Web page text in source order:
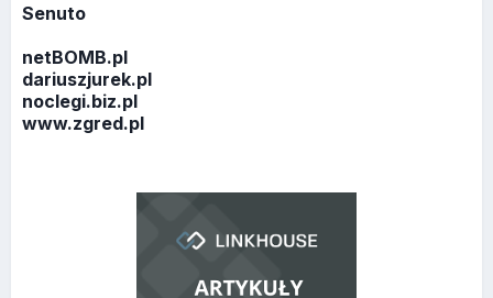
Senuto
netBOMB.pl
dariuszjurek.pl
noclegi.biz.pl
www.zgred.pl